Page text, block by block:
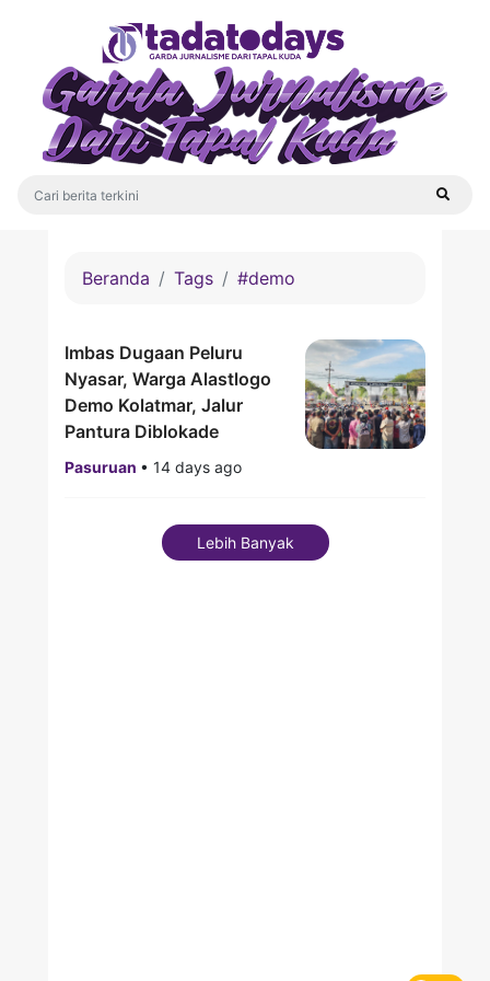
Beranda Tags #demo
Imbas Dugaan Peluru
Nyasar, Warga Alastlogo
Demo Kolatmar, Jalur
Pantura Diblokade
Pasuruan • 14 days ago
Lebih Banyak